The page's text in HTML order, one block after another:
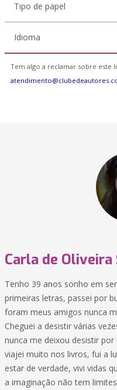
Tipo de papel
Idioma
Tem algo a reclamar sobre este
Carla de Oliveira
Tenho 39 anos sonho em
primeiras letras, passei por
foram meus amigos nunca
Cheguei a desistir várias
nunca me deixou desistir
viajei muito nos livros, fui a
estar de verdade, vivi vidas
a imaginação não tem